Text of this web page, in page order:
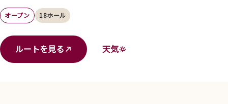
オープン 18ホール
ルートを見る 天気